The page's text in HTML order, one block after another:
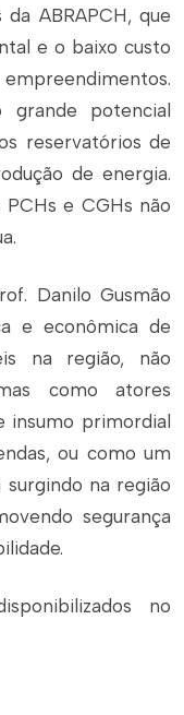
ABRAPCH, que
e o baixo custo
potencial
reservatórios de
de energia.
e CGHs não
Danilo Gusmão
e econômica de
na região, não
como atores
insumo primordial
ou como um
na região
segurança
no